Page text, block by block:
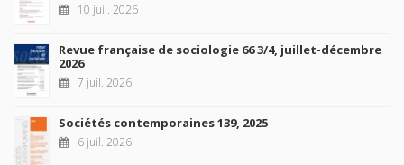
10 juil. 2026
Revue française de sociologie 66 3/4, juillet-décembre
2026
7 juil. 2026
Sociétés contemporaines 139, 2025
6 juil. 2026